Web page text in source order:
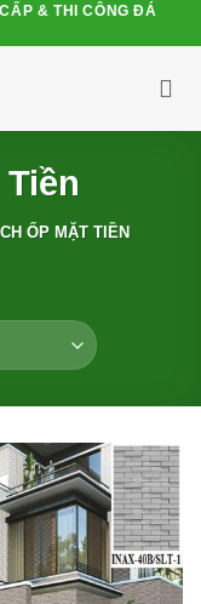
& THI CÔNG ĐÁ
ỐP MẶT TIỀN